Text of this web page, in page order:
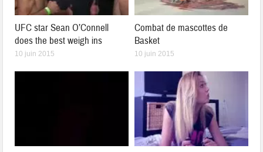
UFC star Sean O’Connell
does the best weigh ins
10 juin 2015
Combat de mascottes de
Basket
10 juin 2015